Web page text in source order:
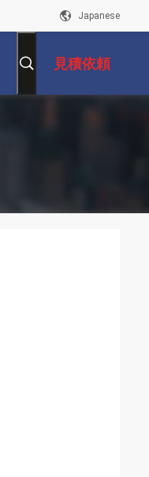
Japanese
見積依頼